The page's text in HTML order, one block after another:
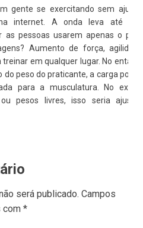
gente se exercitando sem ajuda
internet. A onda leva até
as pessoas usarem apenas o
Aumento de força,
em qualquer lugar. No
do peso do praticante, a carga pode
para a musculatura. No
pesos livres, isso seria
será publicado. Campos
com *